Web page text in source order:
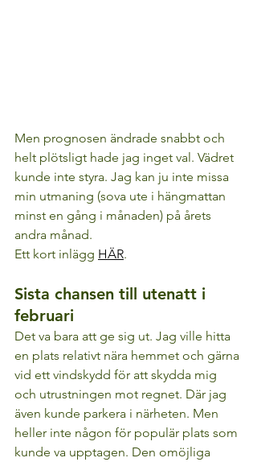
Men prognosen ändrade snabbt och
helt plötsligt hade jag inget val. Vädret
kunde inte styra. Jag kan ju inte missa
min utmaning (sova ute i hängmattan
minst en gång i månaden) på årets
andra månad.
Ett kort inlägg HÄR.
Sista chansen till utenatt i
februari
Det va bara att ge sig ut. Jag ville hitta
en plats relativt nära hemmet och gärna
vid ett vindskydd för att skydda mig
och utrustningen mot regnet. Där jag
även kunde parkera i närheten. Men
heller inte någon för populär plats som
kunde va upptagen. Den omöjliga